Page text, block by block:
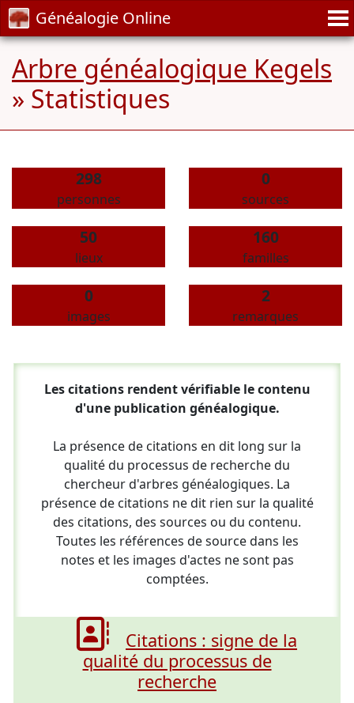
Généalogie Online
Arbre généalogique Kegels
» Statistiques
298
personnes
0
sources
50
lieux
160
familles
0
images
2
remarques
Les citations rendent vérifiable le contenu
d'une publication généalogique.
La présence de citations en dit long sur la
qualité du processus de recherche du
chercheur d'arbres généalogiques. La
présence de citations ne dit rien sur la qualité
des citations, des sources ou du contenu.
Toutes les références de source dans les
notes et les images d'actes ne sont pas
comptées.
Citations : signe de la
qualité du processus de
recherche